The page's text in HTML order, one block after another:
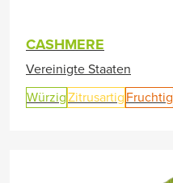
CASHMERE
Vereinigte Staaten
WürzigZitrusartig Fruchtig